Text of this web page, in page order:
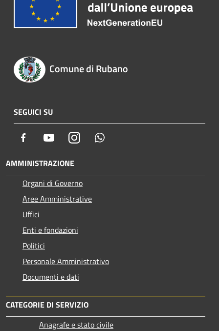
Comune di Rubano
SEGUICI SU
Facebook YoutubeInstagram
AMMINISTRAZIONE
Organi di Governo
Aree Amministrative
Uffici
Enti e fondazioni
Politici
Personale Amministrativo
Documenti e dati
CATEGORIE DI SERVIZIO
Anagrafe e stato civile